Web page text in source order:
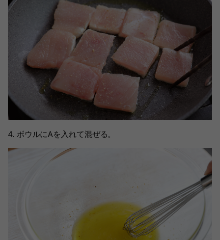
4. ボウルにAを入れて混ぜる。